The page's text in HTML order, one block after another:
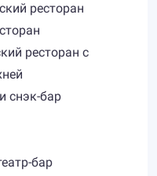
ресторан
ресторан с
снэк-бар
бар